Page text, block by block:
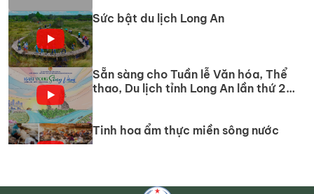
Sức bật du lịch Long An
Sẵn sàng cho Tuần lễ Văn hóa, Thể
thao, Du lịch tỉnh Long An lần thứ 2
Tinh hoa ẩm thực miền sông nước
TOPVN DU LICH NONG THON